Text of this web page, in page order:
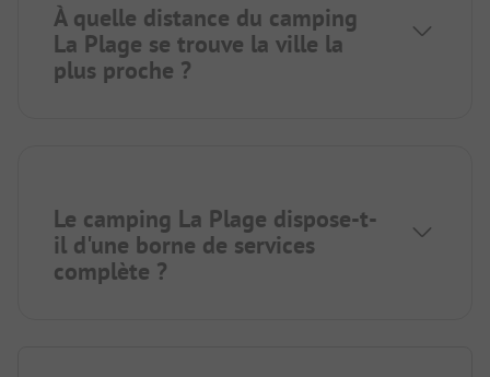
À quelle distance du camping
La Plage se trouve la ville la
plus proche ?
Le camping La Plage dispose-t-
il d'une borne de services
complète ?